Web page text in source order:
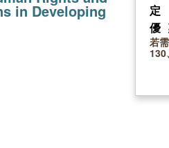
in Developing
優
若
130